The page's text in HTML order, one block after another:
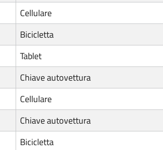
Cellulare
Bicicletta
Tablet
Chiave autovettura
Cellulare
Chiave autovettura
Bicicletta